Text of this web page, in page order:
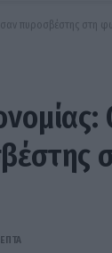
σαν πυροσβέστης στη